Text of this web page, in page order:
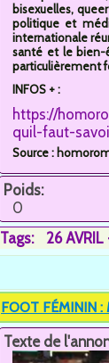
bisexuelles,
politique et
internationale
santé et le bien-
particulièrement
INFOS + :
https://
quil-faut-
Source :
Poids:
0
Tags:
26 AVRIL
FOOT FÉMININ
Texte de